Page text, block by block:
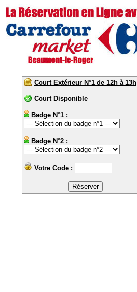
Court Extérieur N°1 de 12h à 13h
Court Disponible
Badge N°1 :
Badge N°2 :
Votre Code :